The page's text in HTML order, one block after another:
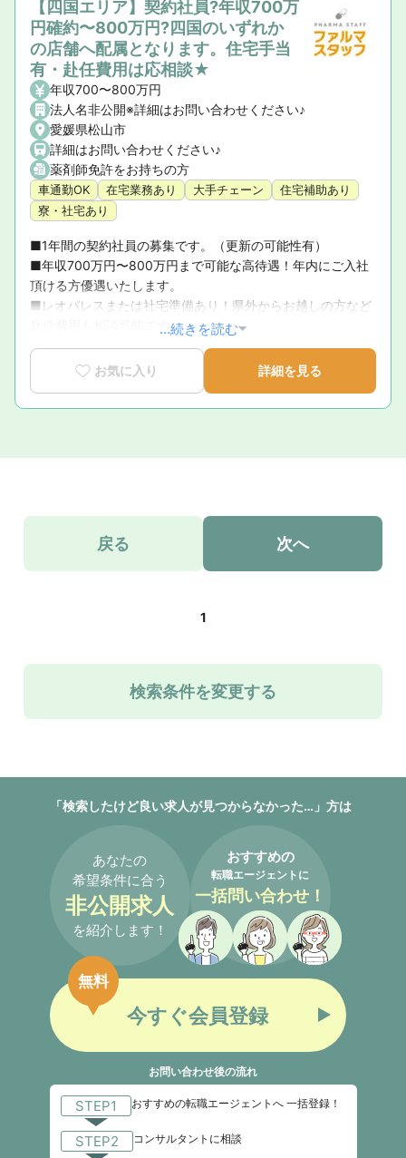
【四国エリア】契約社員?年収700万
円確約〜800万円?四国のいずれか
の店舗へ配属となります。住宅手当
有・赴任費用は応相談★
年収700〜800万円
法人名非公開※詳細はお問い合わせください♪
愛媛県松山市
詳細はお問い合わせください♪
薬剤師免許をお持ちの方
車通勤OK 在宅業務あり 大手チェーン
住宅補助あり
寮・社宅あり
■1年間の契約社員の募集です。（更新の可能性有）
■年収700万円〜800万円まで可能な高待遇！年内にご入社
頂ける方優遇いたします。
■レオパレスまたは社宅準備あり！県外からお越しの方など
赴任費用も相談可能です。...続きを読む
お気に入り 詳細を見る
戻る 次へ
1
検索条件を変更する
「検索したけど良い求人が見つからなかった…」方は
あなたの
希望条件に合う
非公開求人
を紹介します！
おすすめの
転職エージェントに
一括問い合わせ！
今すぐ会員登録
無料
お問い合わせ後の流れ
STEP1 おすすめの転職エージェントへ 一括登録！
STEP2 コンサルタントに相談